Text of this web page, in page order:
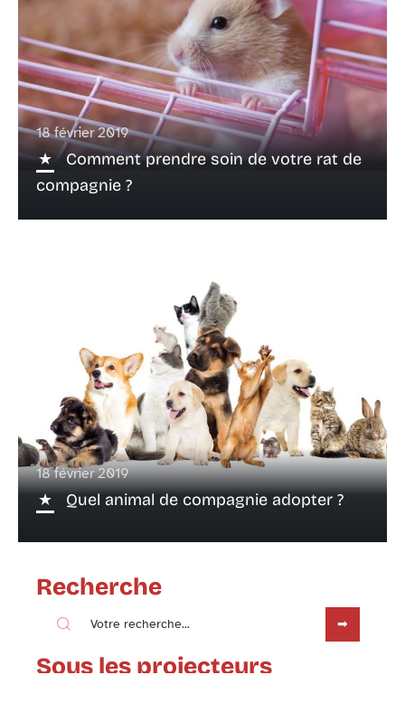
18 février 2019
Comment prendre soin de votre rat de
compagnie ?
18 février 2019
Quel animal de compagnie adopter ?
Recherche
Sous les projecteurs